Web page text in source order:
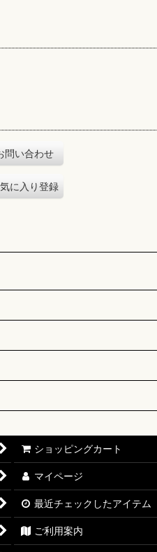
問い合わせ
に入り登録
ショッピングカート
マイページ
最近チェックしたアイテム
ご利用案内